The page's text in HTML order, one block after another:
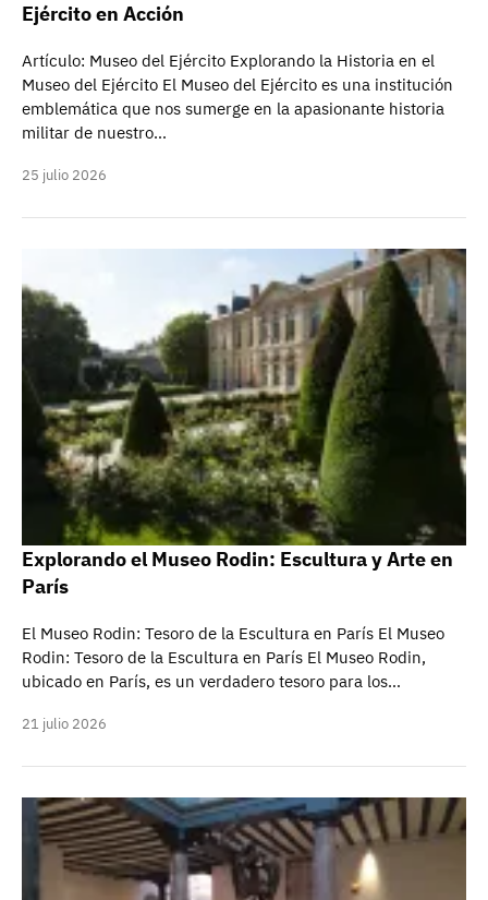
Ejército en Acción
Artículo: Museo del Ejército Explorando la Historia en el
Museo del Ejército El Museo del Ejército es una institución
emblemática que nos sumerge en la apasionante historia
militar de nuestro…
25 julio 2026
Explorando el Museo Rodin: Escultura y Arte en
París
El Museo Rodin: Tesoro de la Escultura en París El Museo
Rodin: Tesoro de la Escultura en París El Museo Rodin,
ubicado en París, es un verdadero tesoro para los…
21 julio 2026